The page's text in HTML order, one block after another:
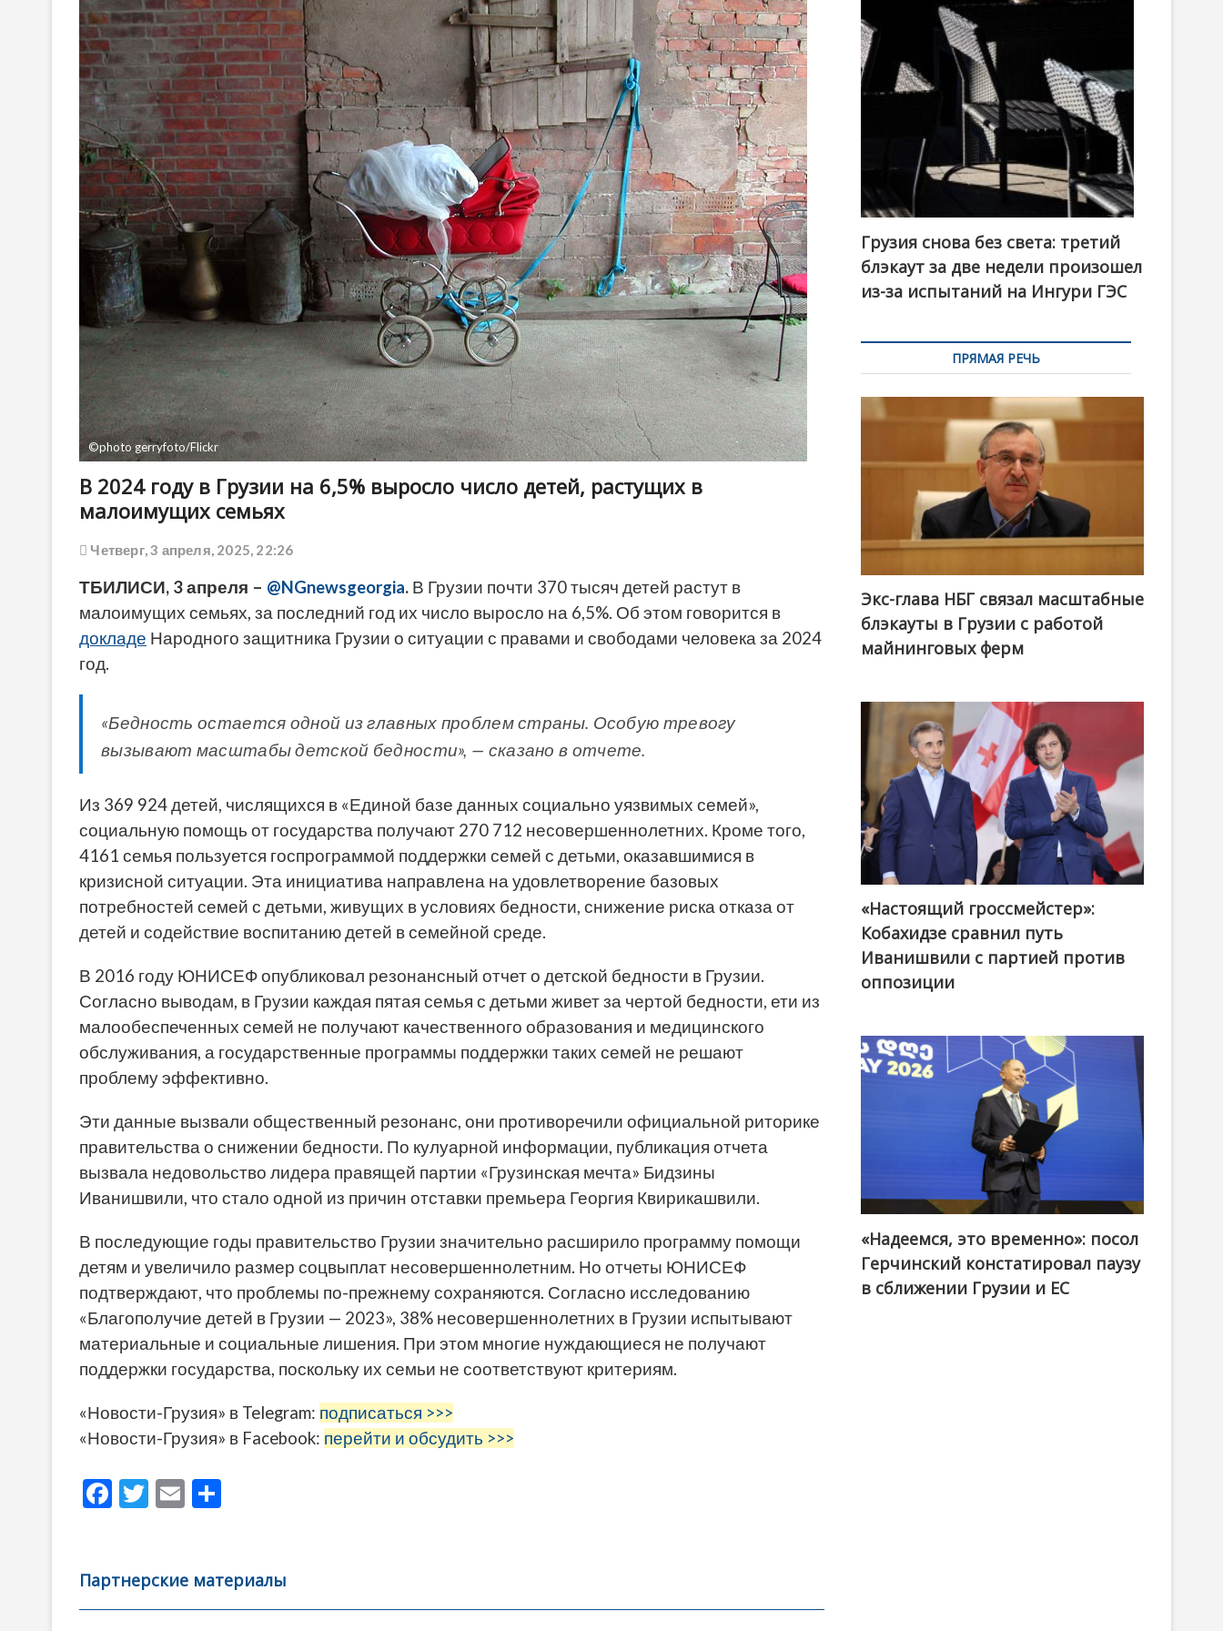
©photo gerryfoto/Flickr
В 2024 году в Грузии на 6,5% выросло число детей, растущих в
малоимущих семьях
Четверг, 3 апреля, 2025, 22:26
ТБИЛИСИ, 3 апреля – @NGnewsgeorgia. В Грузии почти 370 тысяч детей растут в
малоимущих семьях, за последний год их число выросло на 6,5%. Об этом говорится в
докладе Народного защитника Грузии о ситуации с правами и свободами человека за 2024
год.
«Бедность остается одной из главных проблем страны. Особую тревогу
вызывают масштабы детской бедности», — сказано в отчете.
Из 369 924 детей, числящихся в «Единой базе данных социально уязвимых семей»,
социальную помощь от государства получают 270 712 несовершеннолетних. Кроме того,
4161 семья пользуется госпрограммой поддержки семей с детьми, оказавшимися в
кризисной ситуации. Эта инициатива направлена ​​на удовлетворение базовых
потребностей семей с детьми, живущих в условиях бедности, снижение риска отказа от
детей и содействие воспитанию детей в семейной среде.
В 2016 году ЮНИСЕФ опубликовал резонансный отчет о детской бедности в Грузии.
Согласно выводам, в Грузии каждая пятая семья с детьми живет за чертой бедности, ети из
малообеспеченных семей не получают качественного образования и медицинского
обслуживания, а государственные программы поддержки таких семей не решают
проблему эффективно.
Эти данные вызвали общественный резонанс, они противоречили официальной риторике
правительства о снижении бедности. По кулуарной информации, публикация отчета
вызвала недовольство лидера правящей партии «Грузинская мечта» Бидзины
Иванишвили, что стало одной из причин отставки премьера Георгия Квирикашвили.
В последующие годы правительство Грузии значительно расширило программу помощи
детям и увеличило размер соцвыплат несовершеннолетним. Но отчеты ЮНИСЕФ
подтверждают, что проблемы по-прежнему сохраняются. Согласно исследованию
«Благополучие детей в Грузии — 2023», 38% несовершеннолетних в Грузии испытывают
материальные и социальные лишения. При этом многие нуждающиеся не получают
поддержки государства, поскольку их семьи не соответствуют критериям.
«Новости-Грузия» в Telegram: подписаться >>>
«Новости-Грузия» в Facebook: перейти и обсудить >>>
F
b
o
T
er
E
l
а
в
Партнерские материалы
Грузия снова без света: третий
блэкаут за две недели произошел
из-за испытаний на Ингури ГЭС
ПРЯМАЯ РЕЧЬ
Экс-глава НБГ связал масштабные
блэкауты в Грузии с работой
майнинговых ферм
@ქართული ოცნება / Georgian Dream
«Настоящий гроссмейстер»:
Кобахидзе сравнил путь
Иванишвили с партией против
оппозиции
«Надеемся, это временно»: посол
Герчинский констатировал паузу
в сближении Грузии и ЕС